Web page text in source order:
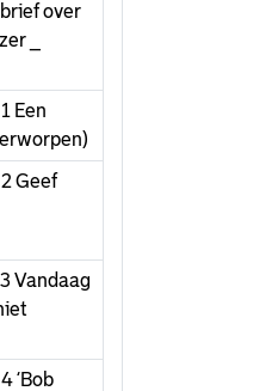
over
_
Een
Geef
Vandaag
‘Bob